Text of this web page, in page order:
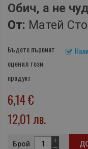
Обич, а не
От: Матей
Бъдете първият
оценил този
продукт
6,14 €
12,01 лв.
Брой